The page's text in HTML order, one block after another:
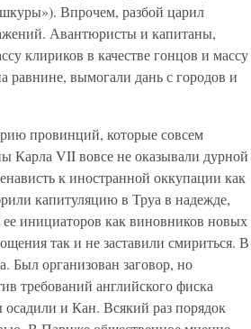
Впрочем, разбой царил
Авантюристы и капитаны,
клириков в качестве гонцов и массу
равнине, вымогали дань с городов и
провинций, которые совсем
Карла VII вовсе не оказывали дурной
к иностранной оккупации как
капитуляцию в Труа в надежде,
инициаторов как виновников новых
так и не заставили смириться. В
Был организован заговор, но
требований английского фиска
осадили и Кан. Всякий раз порядок